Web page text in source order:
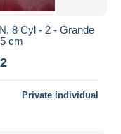
8 Cyl - 2 - Grande
cm
Private individual